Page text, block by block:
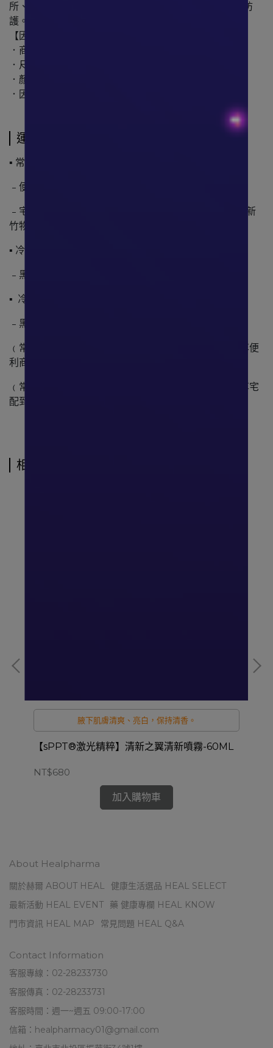
所、學校機關、一般工廠作業、清潔打掃、騎車、飛沫防
護。
【因衛生考量因素，以下幾點將不接受退換貨 】
．商品拆封檢查、試用、試戴後。
．尺寸、版型、質感不符預期。
．顏色、色差不符期待。
．因個人主觀因素與其他問題。
運送方式
▪ 常溫:
﹣便利商店店到店
﹣宅配(中華郵政、黑貓宅急便、台灣宅配通／大嘴鳥、新
竹物流)
▪ 冷藏:
﹣黑貓宅急便
▪ 冷凍:
﹣黑貓宅急便
﹙常溫滿699元﹚ ，貨到不付款(已完成結帳之訂單)，享便
利商店之店到店取貨免運。
﹙常溫滿2500元﹚，貨到不付款(已完成結帳之訂單)，享宅
配到府免運。
相關商品
腋下肌膚清爽、亮白，保持清香。
【sPPT®激光精粹】清新之翼清新噴霧-60ML
NT$680
加入購物車
About Healpharma
關於赫爾 ABOUT HEAL
健康生活選品 HEAL SELECT
最新活動 HEAL EVENT
藥 健康專欄 HEAL KNOW
門市資訊 HEAL MAP
常見問題 HEAL Q&A
Contact Information
客服專線：02-28233730
客服傳真：02-28233731
客服時間：週一~週五 09:00-17:00
信箱：healpharmacy01@gmail.com